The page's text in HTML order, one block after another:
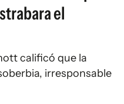
el
calificó que la
irresponsable